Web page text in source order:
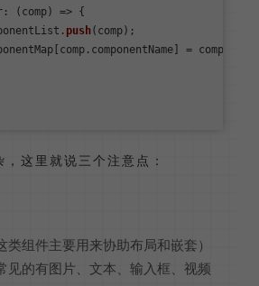
: ( comp) => {
push(comp);
componentName] = comp;
这里就说三个注意点：
类组件主要用来协助布局和嵌套）
见的有图片、文本、输入框、视频